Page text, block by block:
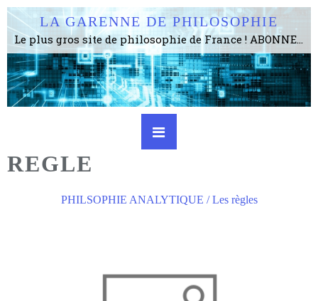
LA GARENNE DE PHILOSOPHIE
Le plus gros site de philosophie de France ! ABONNEZ-VOUS ! 4115 Articles, 1634 abonné·e·s, depuis 2006 . . . . . . . . 2 852 214 pages vues jusqu'à présent. Prestance et être apte à un plus grand nombre de choses.
REGLE
PHILSOPHIE ANALYTIQUE / Les règles